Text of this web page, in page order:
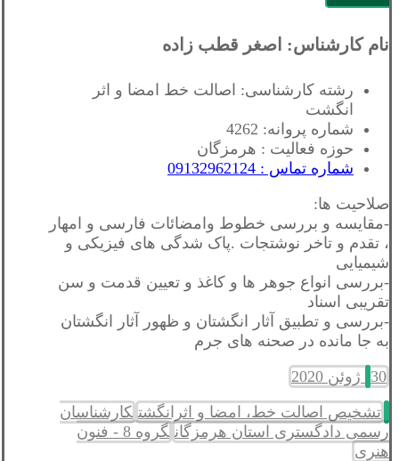
نام کارشناس: اصغر قطب زاده
رشته کارشناسی: اصالت خط امضا و اثر
انگشت
شماره پروانه: 4262
حوزه فعالیت : هرمزگان
شماره تماس : 09132962124
صلاحیت ها:
-مقایسه و بررسی خطوط وامضائات فارسی و امهار
، تقدم و تاخر نوشتجات .پاک شدگی های فیزیکی و
شیمیایی
-بررسی انواع جوهر ها و کاغذ و تعیین قدمت و سن
تقریبی اسناد
-بررسی و تطبیق آثار انگشتان و ظهور آثار انگشتان
به جا مانده در صحنه های جرم
30 ژوئن 2020
تشخیص اصالت خط، امضا و اثرانگشت کارشناسان
رسمی دادگستری استان هرمزگان
گروه 8 - فنون
هنری